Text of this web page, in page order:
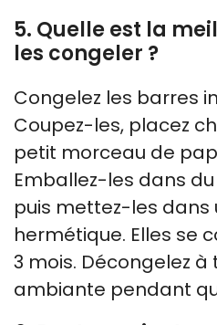
5. Quelle est la
les congeler ?
Congelez les barres
Coupez-les, placez
petit morceau de
Emballez-les dans
puis mettez-les
hermétique. Elles se
3 mois. Décongelez
ambiante pendant